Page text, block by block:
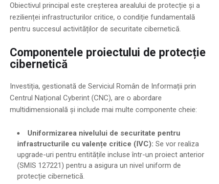
Obiectivul principal este creșterea arealului de protecție și a
rezilienței infrastructurilor critice, o condiție fundamentală
pentru succesul activităților de securitate cibernetică.
Componentele proiectului de protecție
cibernetică
Investiția, gestionată de Serviciul Român de Informații prin
Centrul Național Cyberint (CNC), are o abordare
multidimensională și include mai multe componente cheie:
Uniformizarea nivelului de securitate pentru
infrastructurile cu valențe critice (IVC): Se vor realiza
upgrade-uri pentru entitățile incluse într-un proiect anterior
(SMIS 127221) pentru a asigura un nivel uniform de
protecție cibernetică.